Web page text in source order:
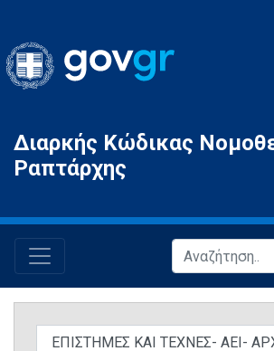
Gov.gr
Διαρκής Κώδικας
Ραπτάρχης